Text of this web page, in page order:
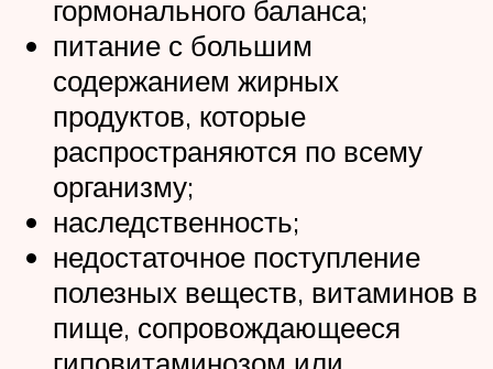
гормонального баланса;
питание с большим
содержанием жирных
продуктов, которые
распространяются по всему
организму;
наследственность;
недостаточное поступление
полезных веществ, витаминов в
пище, сопровождающееся